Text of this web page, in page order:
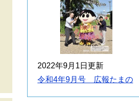
2022年9月1日更新
令和4年9月号 広報たまの